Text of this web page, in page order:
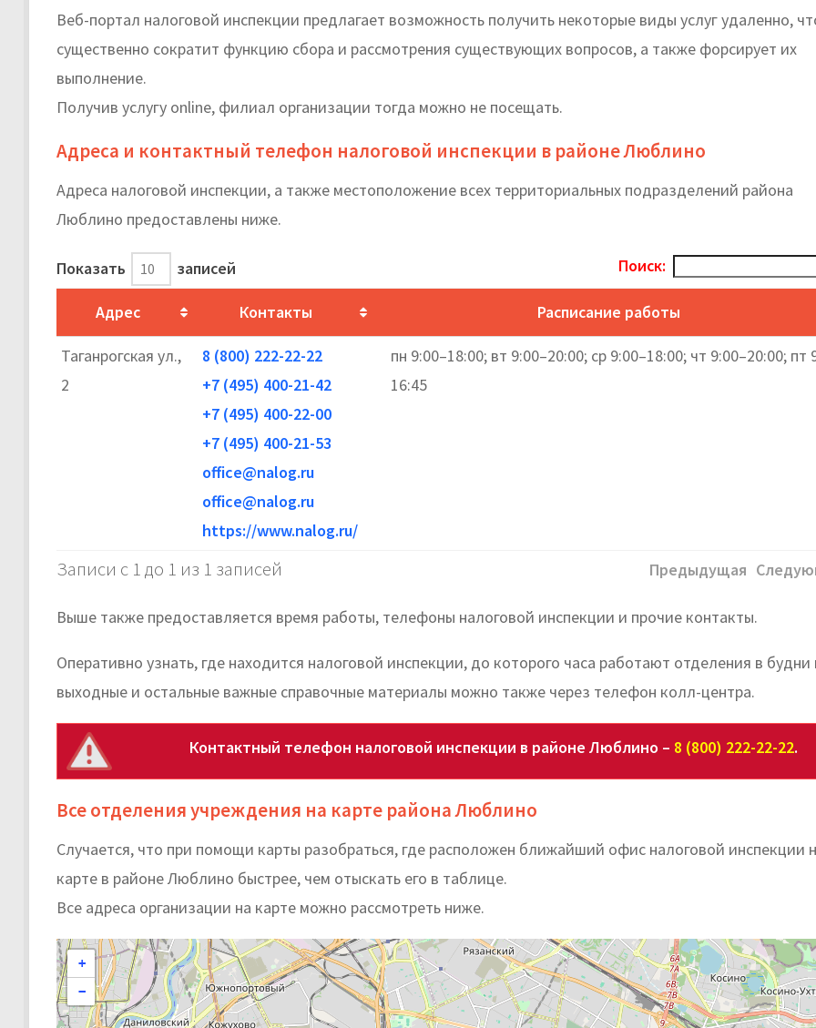
Веб-портал налоговой инспекции предлагает возможность получить некоторые виды услуг удаленно,
существенно сократит функцию сбора и рассмотрения существующих вопросов, а также форсирует их
выполнение.
Получив услугу online, филиал организации тогда можно не посещать.
Адреса и контактный телефон налоговой инспекции в районе Люблино
Адреса налоговой инспекции, а также местоположение всех территориальных подразделений района
Люблино предоставлены ниже.
Показать записей Поиск:
Адрес Контакты Расписание работы
Таганрогская ул.,
2
8 (800) 222-22-22
+7 (495) 400-21-42
+7 (495) 400-22-00
+7 (495) 400-21-53
office@nalog.ru
office@nalog.ru
https://www.nalog.ru/
пн 9:00–18:00; вт 9:00–20:00; ср 9:00–18:00; чт 9:00–20:00; пт
16:45
Записи с 1 до 1 из 1 записей Предыдущая
Выше также предоставляется время работы, телефоны налоговой инспекции и прочие контакты.
Оперативно узнать, где находится налоговой инспекции, до которого часа работают отделения в будни
выходные и остальные важные справочные материалы можно также через телефон колл-центра.
Контактный телефон налоговой инспекции в районе Люблино – 8 (800) 222-22-22.
Все отделения учреждения на карте района Люблино
Случается, что при помощи карты разобраться, где расположен ближайший офис налоговой инспекции
карте в районе Люблино быстрее, чем отыскать его в таблице.
Все адреса организации на карте можно рассмотреть ниже.
+
−